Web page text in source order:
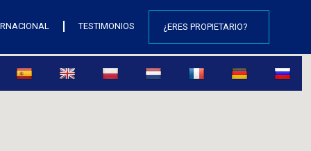
TESTIMONIOS ¿ERES PROPIETARIO?